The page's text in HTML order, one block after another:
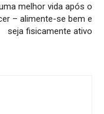
melhor vida após o
– alimente-se bem e
seja fisicamente ativo